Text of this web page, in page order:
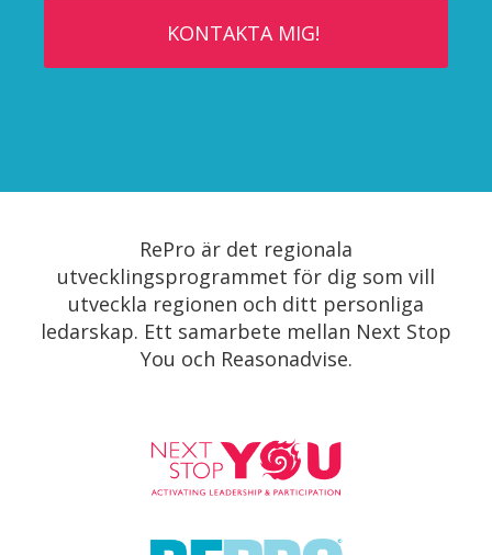
RePro är det regionala
utvecklingsprogrammet för dig som vill
utveckla regionen och ditt personliga
ledarskap. Ett samarbete mellan Next Stop
You och Reasonadvise.